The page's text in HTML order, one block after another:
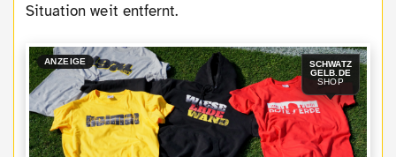
Situation weit entfernt.
ANZEIGE
SCHWATZ
GELB.DE
SHOP